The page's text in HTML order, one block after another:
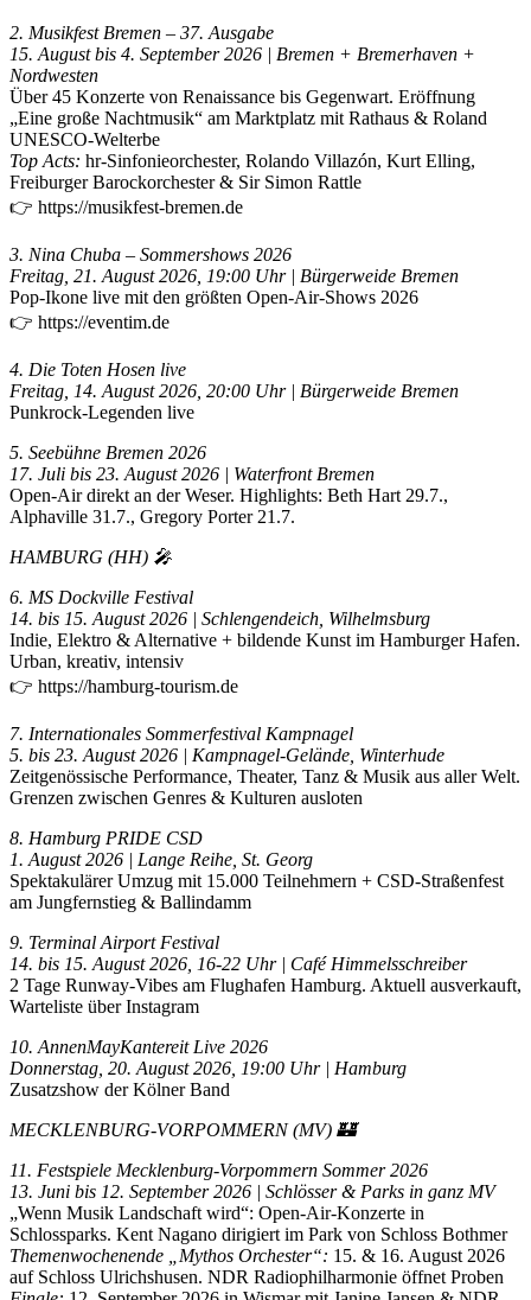
2. Musikfest Bremen – 37. Ausgabe
15. August bis 4. September 2026 | Bremen + Bremerhaven +
Nordwesten
Über 45 Konzerte von Renaissance bis Gegenwart. Eröffnung
„Eine große Nachtmusik“ am Marktplatz mit Rathaus & Roland
UNESCO-Welterbe
Top Acts: hr-Sinfonieorchester, Rolando Villazón, Kurt Elling,
Freiburger Barockorchester & Sir Simon Rattle
👉 https://musikfest-bremen.de
3. Nina Chuba – Sommershows 2026
Freitag, 21. August 2026, 19:00 Uhr | Bürgerweide Bremen
Pop-Ikone live mit den größten Open-Air-Shows 2026
👉 https://eventim.de
4. Die Toten Hosen live
Freitag, 14. August 2026, 20:00 Uhr | Bürgerweide Bremen
Punkrock-Legenden live
5. Seebühne Bremen 2026
17. Juli bis 23. August 2026 | Waterfront Bremen
Open-Air direkt an der Weser. Highlights: Beth Hart 29.7.,
Alphaville 31.7., Gregory Porter 21.7.
HAMBURG (HH) 🎤
6. MS Dockville Festival
14. bis 15. August 2026 | Schlengendeich, Wilhelmsburg
Indie, Elektro & Alternative + bildende Kunst im Hamburger Hafen.
Urban, kreativ, intensiv
👉 https://hamburg-tourism.de
7. Internationales Sommerfestival Kampnagel
5. bis 23. August 2026 | Kampnagel-Gelände, Winterhude
Zeitgenössische Performance, Theater, Tanz & Musik aus aller Welt.
Grenzen zwischen Genres & Kulturen ausloten
8. Hamburg PRIDE CSD
1. August 2026 | Lange Reihe, St. Georg
Spektakulärer Umzug mit 15.000 Teilnehmern + CSD-Straßenfest
am Jungfernstieg & Ballindamm
9. Terminal Airport Festival
14. bis 15. August 2026, 16-22 Uhr | Café Himmelsschreiber
2 Tage Runway-Vibes am Flughafen Hamburg. Aktuell ausverkauft,
Warteliste über Instagram
10. AnnenMayKantereit Live 2026
Donnerstag, 20. August 2026, 19:00 Uhr | Hamburg
Zusatzshow der Kölner Band
MECKLENBURG-VORPOMMERN (MV) 🏰
11. Festspiele Mecklenburg-Vorpommern Sommer 2026
13. Juni bis 12. September 2026 | Schlösser & Parks in ganz MV
„Wenn Musik Landschaft wird“: Open-Air-Konzerte in
Schlossparks. Kent Nagano dirigiert im Park von Schloss Bothmer
Themenwochenende „Mythos Orchester“: 15. & 16. August 2026
auf Schloss Ulrichshusen. NDR Radiophilharmonie öffnet Proben